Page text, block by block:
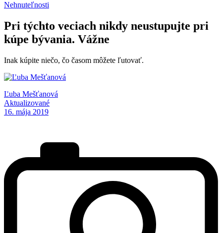
Nehnuteľnosti
Pri týchto veciach nikdy neustupujte pri
kúpe bývania. Vážne
Inak kúpite niečo, čo časom môžete ľutovať.
Ľuba Mešťanová
Aktualizované
16. mája 2019